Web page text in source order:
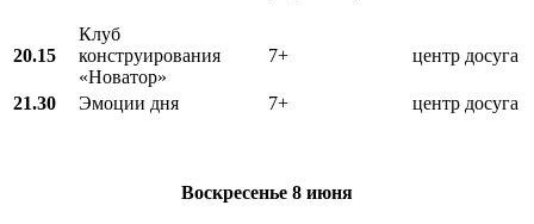
20.15
Клуб
конструирования
«Новатор»
7+ центр досуга
21.30 Эмоции дня 7+ центр досуга
Воскресенье 8 июня